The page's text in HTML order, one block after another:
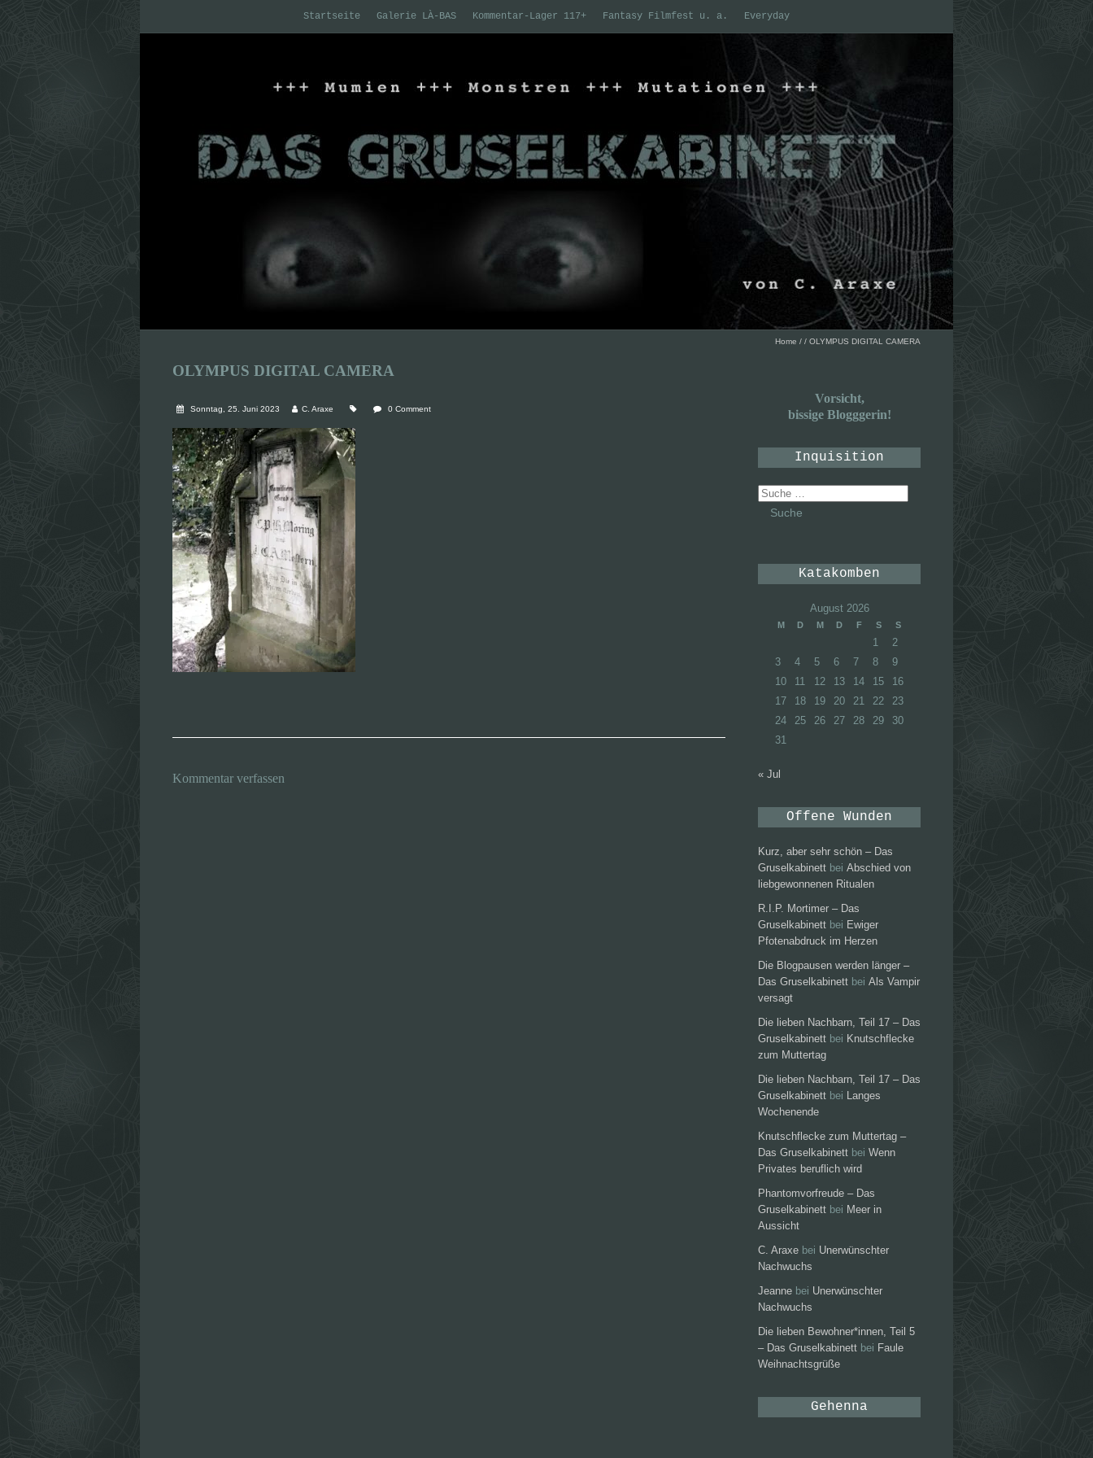
Startseite Galerie LÀ-BAS Kommentar-Lager 117+ Fantasy Filmfest u. a. Everyday
Home / / OLYMPUS DIGITAL CAMERA
OLYMPUS DIGITAL CAMERA
Sonntag, 25. Juni 2023 C. Araxe 0 Comment
Kommentar verfassen
Vorsicht,
bissige Blogggerin!
Inquisition
Suche
nach:
Katakomben
August 2026
M D M D F S S
1
2
3
4 5 6 7 8
9
10
11 12 13 14 15
16
17
18 19 20 21 22
23
24
25 26 27 28 29
30
31
« Jul
Offene Wunden
Kurz, aber sehr schön – Das
Gruselkabinett bei Abschied von
liebgewonnenen Ritualen
R.I.P. Mortimer – Das
Gruselkabinett bei Ewiger
Pfotenabdruck im Herzen
Die Blogpausen werden länger –
Das Gruselkabinett bei Als Vampir
versagt
Die lieben Nachbarn, Teil 17 – Das
Gruselkabinett bei Knutschflecke
zum Muttertag
Die lieben Nachbarn, Teil 17 – Das
Gruselkabinett bei Langes
Wochenende
Knutschflecke zum Muttertag –
Das Gruselkabinett bei Wenn
Privates beruflich wird
Phantomvorfreude – Das
Gruselkabinett bei Meer in
Aussicht
C. Araxe bei Unerwünschter
Nachwuchs
Jeanne bei Unerwünschter
Nachwuchs
Die lieben Bewohner*innen, Teil 5
– Das Gruselkabinett bei Faule
Weihnachtsgrüße
Gehenna